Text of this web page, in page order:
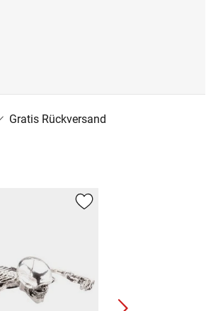
Gratis Rückversand